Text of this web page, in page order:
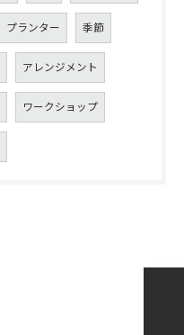
プランター 季節
アレンジメント
ワークショップ